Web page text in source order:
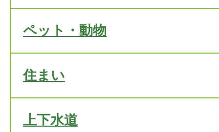
ペット・動物
住まい
上下水道